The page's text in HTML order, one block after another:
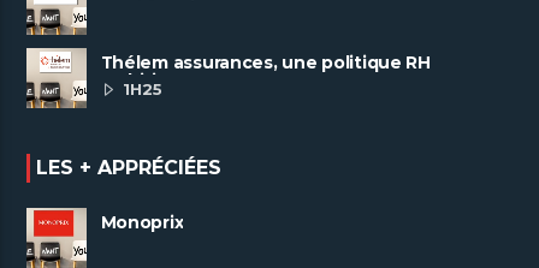
Thélem assurances, une politique RH
ambitieuse
1H25
LES + APPRÉCIÉES
Monoprix